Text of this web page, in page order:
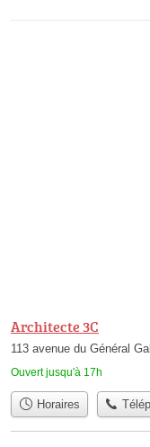
Architecte 3C
113 avenue du Général
Ouvert jusqu'à 17h
Horaires